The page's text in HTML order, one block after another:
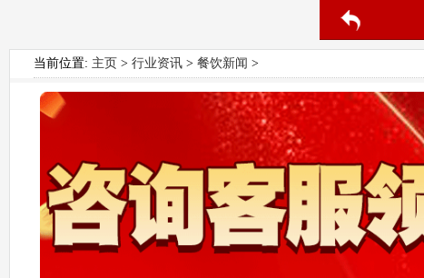
当前位置: 主页 >行业资讯 >餐饮新闻 >